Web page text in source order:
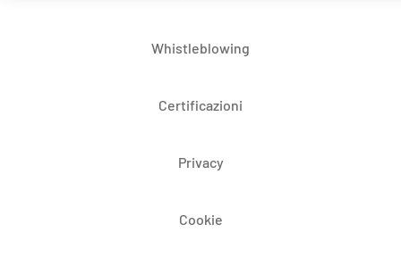
Whistleblowing
Certificazioni
Privacy
Cookie